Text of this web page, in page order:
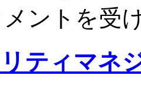
メントを受
ティマネ